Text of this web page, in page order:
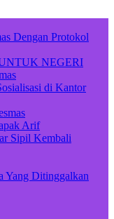
Dengan Protokol
NEGERI
di Kantor
Arif
Sipil Kembali
Yang Ditinggalkan